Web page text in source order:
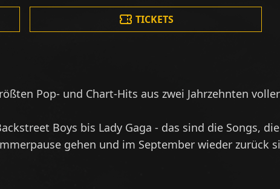
TICKETS
Pop- und Chart-Hits aus zwei Jahrzehnten
Boys bis Lady Gaga - das sind die Songs,
gehen und im September wieder zurück